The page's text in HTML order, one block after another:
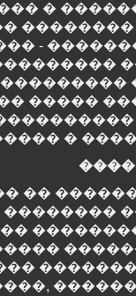
�
-
�����
�
��